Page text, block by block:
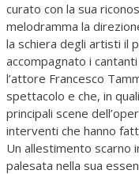
curato con la sua
melodramma la
la schiera degli artisti il
accompagnato i
l’attore Francesco
spettacolo e che, in
principali scene
interventi che hanno
Un allestimento scarno
palesata nella sua